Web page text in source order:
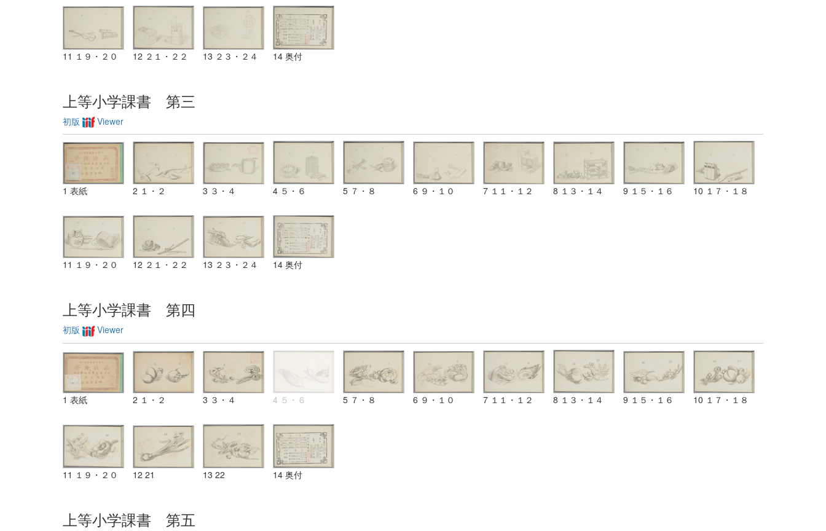
11 １９・２０ 12 ２１・２２ 13 ２３・２４ 14 奥付
上等小学課書 第三
初版 Viewer
1 表紙 2 １・２ 3 ３・４ 4 ５・６ 5 ７・８ 6 ９・１０ 7 １１・１２ 8 １３・１４ 9 １５・１６ 10 １７・１８
11 １９・２０ 12 ２１・２２ 13 ２３・２４ 14 奥付
上等小学課書 第四
初版 Viewer
1 表紙 2 １・２ 3 ３・４ 4 ５・６ 5 ７・８ 6 ９・１０ 7 １１・１２ 8 １３・１４ 9 １５・１６ 10 １７・１８
11 １９・２０ 12 21 13 22 14 奥付
上等小学課書 第五